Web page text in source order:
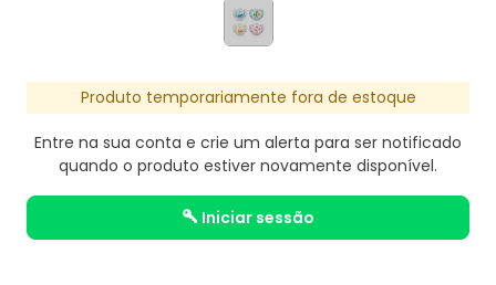
Produto temporariamente fora de estoque
Entre na sua conta e crie um alerta para ser notificado
quando o produto estiver novamente disponível.
iniciar sessão